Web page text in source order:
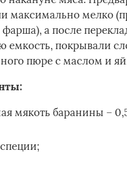
максимально мелко
фарша), а после
емкость, покрывали
пюре с маслом и
мякоть баранины –